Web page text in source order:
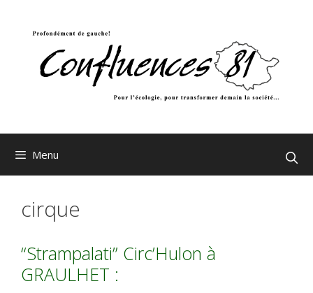
Menu
cirque
“Strampalati” Circ’Hulon à
GRAULHET :